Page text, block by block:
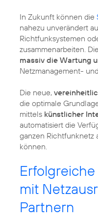
In Zukunft können die
nahezu unverändert
Richtfunksystemen
zusammenarbeiten.
massiv die Wartung
Netzmanagement-
Die neue,
die optimale
mittels künstlicher
automatisiert die
ganzen Richtfunknetz
können.
mit
Partnern